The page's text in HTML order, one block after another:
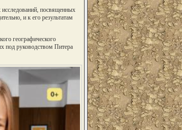
исследований, посвященных
и к его результатам
географического
под руководством Питера